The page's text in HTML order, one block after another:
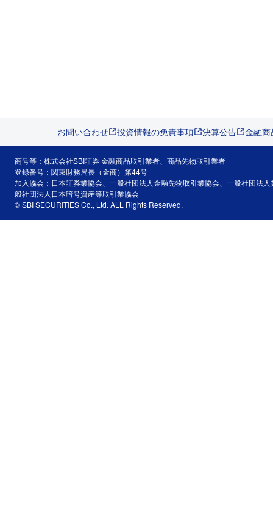
お問い合わせ 投資情報の免責事項 決算公告 金融
商号等：株式会社SBI証券 金融商品取引業者、商品先物取引業者
登録番号：関東財務局長（金商）第44号
加入協会：日本証券業協会、一般社団法人金融先物取引業協会、一般社団法
般社団法人日本暗号資産等取引業協会
© SBI SECURITIES Co., Ltd. ALL Rights Reserved.